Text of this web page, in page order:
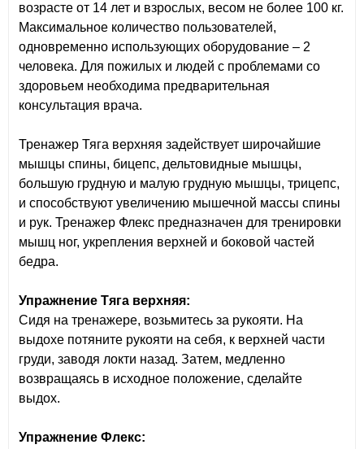
возрасте от 14 лет и взрослых, весом не более 100 кг.
Максимальное количество пользователей,
одновременно использующих оборудование – 2
человека. Для пожилых и людей с проблемами со
здоровьем необходима предварительная
консультация врача.
Тренажер Тяга верхняя задействует широчайшие
мышцы спины, бицепс, дельтовидные мышцы,
большую грудную и малую грудную мышцы, трицепс,
и способствуют увеличению мышечной массы спины
и рук. Тренажер Флекс предназначен для тренировки
мышц ног, укрепления верхней и боковой частей
бедра.
Упражнение Тяга верхняя:
Сидя на тренажере, возьмитесь за рукояти. На
выдохе потяните рукояти на себя, к верхней части
груди, заводя локти назад. Затем, медленно
возвращаясь в исходное положение, сделайте
выдох.
Упражнение Флекс: